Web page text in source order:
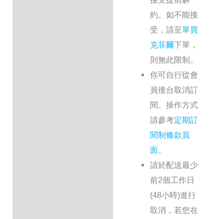
約。如不能接
受，請至單買
克菲爾下單，
則無此限制。
你可自行從會
員後台取消訂
閱。操作方式
請參考定期訂
閱制條款頁
面。
請於配送最少
前2個工作日
(48小時)進行
取消，若您在